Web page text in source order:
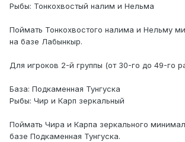
Рыбы: Тонкохвостый налим и Нельма
Поймать Тонкохвостого налима и Нельму
на базе Лабынкыр.
Для игроков 2-й группы (от 30-го до 49-го
База: Подкаменная Тунгуска
Рыбы: Чир и Карп зеркальный
Поймать Чира и Карпа зеркального
базе Подкаменная Тунгуска.